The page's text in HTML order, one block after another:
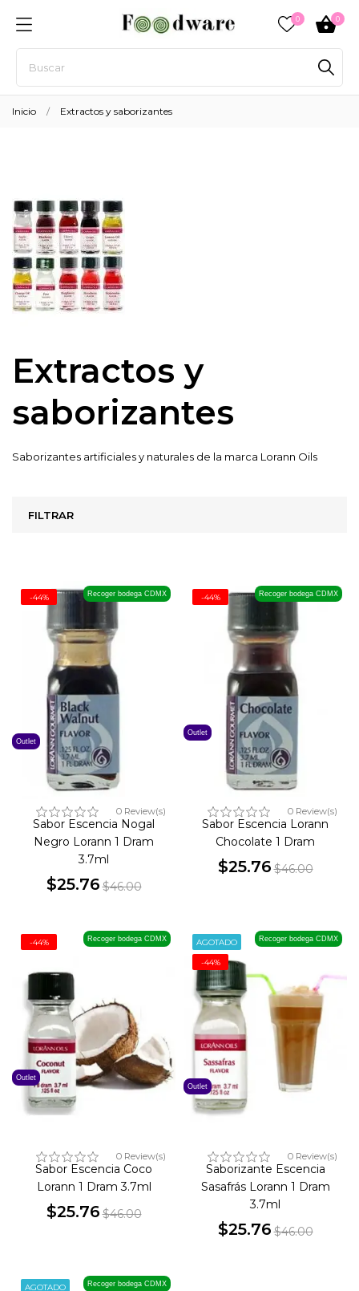
0
0
Inicio Extractos y saborizantes
Extractos y
saborizantes
Saborizantes artificiales y naturales de la marca Lorann Oils
FILTRAR
Outlet
Recoger bodega CDMX
0 Review(s)
Sabor Escencia Nogal
Negro Lorann 1 Dram
3.7ml
$25.76$46.00
-44%
Outlet
Recoger bodega CDMX
0 Review(s)
Sabor Escencia Lorann
Chocolate 1 Dram
$25.76$46.00
-44%
Outlet
Recoger bodega CDMX
0 Review(s)
Sabor Escencia Coco
Lorann 1 Dram 3.7ml
$25.76$46.00
-44%
Outlet
Recoger bodega CDMX
0 Review(s)
Saborizante Escencia
Sasafrás Lorann 1 Dram
3.7ml
$25.76$46.00
AGOTADO
-44%
Recoger bodega CDMX
AGOTADO